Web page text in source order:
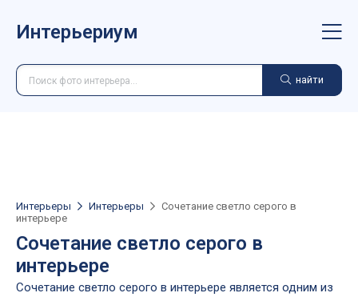
Интерьериум
найти
Интерьеры Интерьеры
Сочетание светло серого в
интерьере
Сочетание светло серого в
интерьере
Сочетание светло серого в интерьере является одним из